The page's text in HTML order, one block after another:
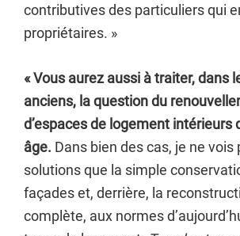
contributives des particuliers qui
propriétaires. »
« Vous aurez aussi à traiter, dans
anciens, la question du
d’espaces de logement intérieurs
âge. Dans bien des cas, je ne vois
solutions que la simple
façades et, derrière, la
complète, aux normes